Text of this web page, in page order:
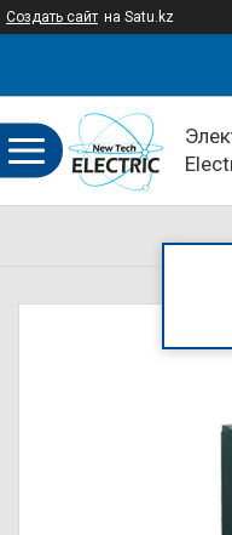
Создать сайт на Satu.kz